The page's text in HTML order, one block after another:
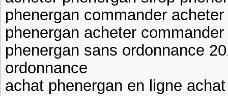
phenergan commander
phenergan acheter
phenergan sans ordonnance
ordonnance
achat phenergan en ligne